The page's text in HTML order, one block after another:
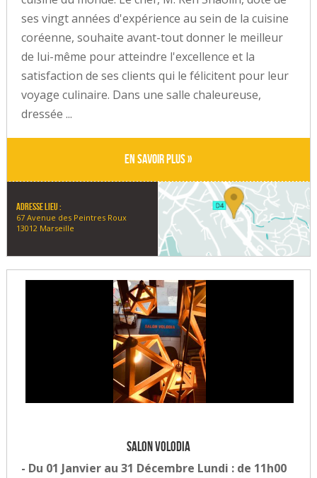
ses vingt années d'expérience au sein de la cuisine
coréenne, souhaite avant-tout donner le meilleur
de lui-même pour atteindre l'excellence et la
satisfaction de ses clients qui le félicitent pour leur
voyage culinaire. Dans une salle chaleureuse,
dressée ...
En savoir plus »
Adresse lieu :
67 Avenue des Peintres Roux
13012 Marseille
Salon Volodia
- Du 01 Janvier au 31 Décembre Lundi : de 11h00